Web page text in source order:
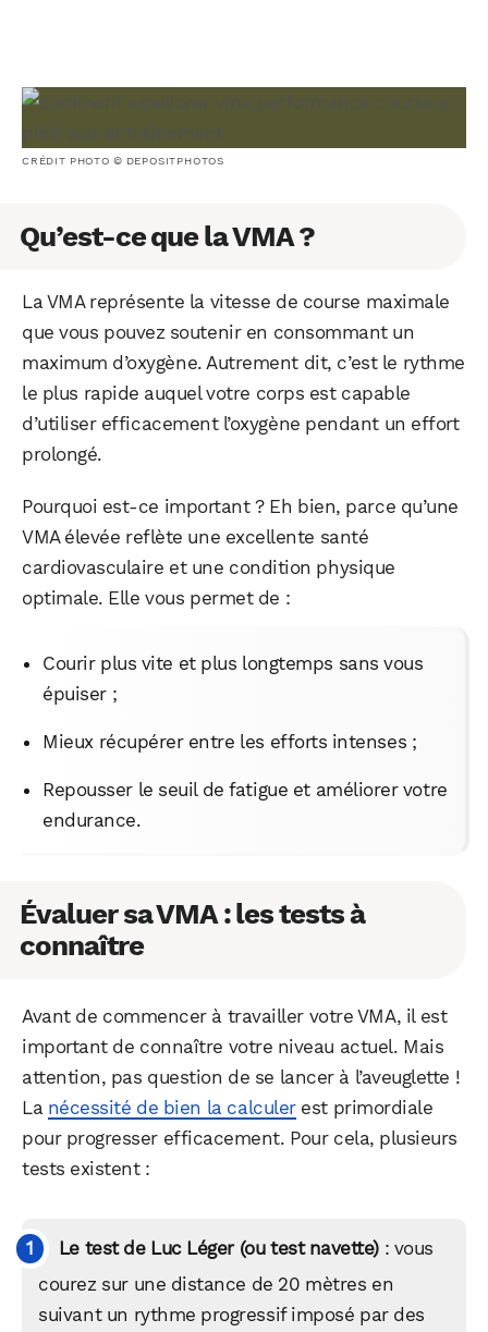
CRÉDIT PHOTO © DEPOSITPHOTOS
Qu’est-ce que la VMA ?
La VMA représente la vitesse de course maximale
que vous pouvez soutenir en consommant un
maximum d’oxygène. Autrement dit, c’est le rythme
le plus rapide auquel votre corps est capable
d’utiliser efficacement l’oxygène pendant un effort
prolongé.
Pourquoi est-ce important ? Eh bien, parce qu’une
VMA élevée reflète une excellente santé
cardiovasculaire et une condition physique
optimale. Elle vous permet de :
Courir plus vite et plus longtemps sans vous
épuiser ;
Mieux récupérer entre les efforts intenses ;
Repousser le seuil de fatigue et améliorer votre
endurance.
Évaluer sa VMA : les tests à
connaître
Avant de commencer à travailler votre VMA, il est
important de connaître votre niveau actuel. Mais
attention, pas question de se lancer à l’aveuglette !
La nécessité de bien la calculerest primordiale
pour progresser efficacement. Pour cela, plusieurs
tests existent :
Le test de Luc Léger (ou test navette): vous
courez sur une distance de 20 mètres en
suivant un rythme progressif imposé par des